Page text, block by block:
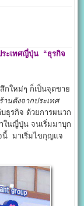
ระเทศญี่ปุ่น
“ธุรกิจ
กใหม่ๆ ก็เป็นจุดขาย
ร้านดังจากประเทศ
ธุรกิจ ด้วยการผนวก
ในญี่ปุ่น จนเริ่มมาบุก
นี้ มาเริ่มไขกุญแจ